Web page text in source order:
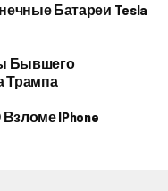
Батареи Tesla
Бывшего
Трампа
IPhone